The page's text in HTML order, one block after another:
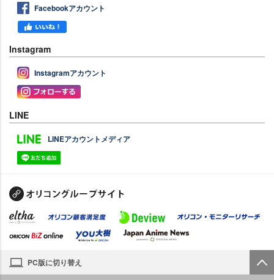
Facebookアカウント
Instagram
Instagramアカウント
LINE
LINEアカウントメディア
PC版に切り替え